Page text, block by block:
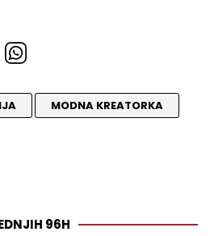
MODNA KREATORKA
96H